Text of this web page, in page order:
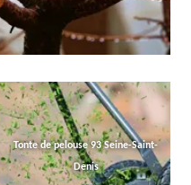
Tonte de pelouse 93 Seine-Saint-
Denis